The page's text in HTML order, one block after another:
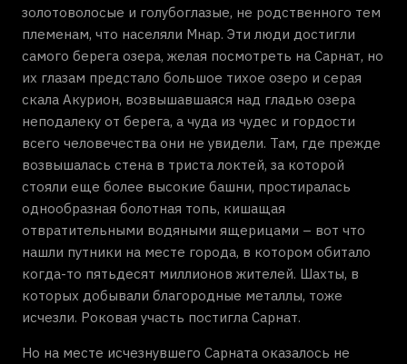
золотоволосые и голубоглазые, не родственного тем
племенам, что населяли Мнар. Эти люди достигли
самого берега озера, желая посмотреть на Сарнат, но
их глазам предстало большое тихое озеро и серая
скала Акурион, возвышавшаяся над гладью озера
неподалеку от берега, а чуда из чудес и гордости
всего человечества они не увидели. Там, где прежде
возвышалась стена в триста локтей, за которой
стояли еще более высокие башни, простиралась
однообразная болотная топь, кишащая
отвратительными водяными ящерицами – вот что
нашли путники на месте города, в котором обитало
когда-то пятьдесят миллионов жителей. Шахты, в
которых добывали благородные металлы, тоже
исчезли. Роковая участь постигла Сарнат.
Но на месте исчезнувшего Сарната оказалось не